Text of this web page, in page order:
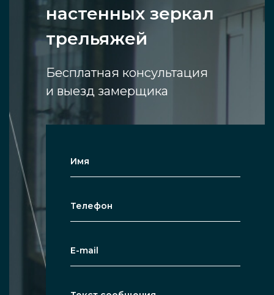
настенных зеркал
трельяжей
Бесплатная консультация
и выезд замерщика